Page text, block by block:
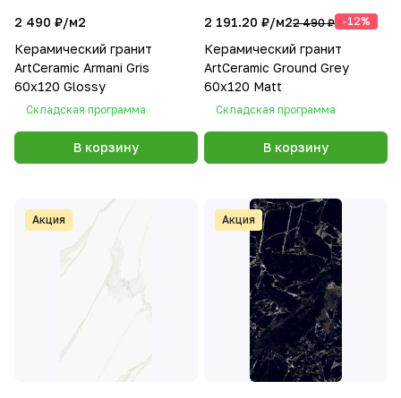
2 490 ₽/м2
Керамический гранит
ArtCeramic Armani Gris
60х120 Glossy
Складская программа
В корзину
2 191.20 ₽/м22 490 ₽ -12%
Керамический гранит
ArtCeramic Ground Grey
60х120 Matt
Складская программа
В корзину
Акция Акция